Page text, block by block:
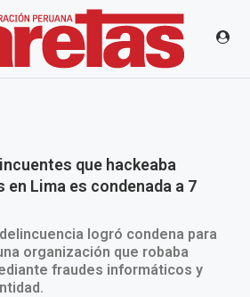
que hackeaba
Lima es condenada a 7
logró condena para
organización que robaba
fraudes informáticos y